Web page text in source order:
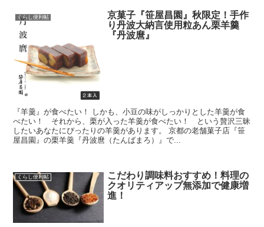
くらし便利帖
京菓子『笹屋昌園』秋限定！手作
り丹波大納言使用粒あん栗羊羹
『丹波麿』
『羊羹』が食べたい！ しかも、小豆の味がしっかりとした羊羹が食
べたい！ それから、栗が入った羊羹が食べたい！ という贅沢三昧
したいあなたにぴったりの羊羹があります。 京都の老舗菓子店『笹
屋昌園』の栗羊羹『丹波麿（たんばまろ）』で...
くらし便利帖
こだわり調味料おすすめ！料理の
クオリティアップ無添加で健康増
進！